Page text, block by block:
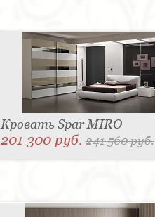
Кровать Spar MIRO
201 300 руб.241 560 руб.